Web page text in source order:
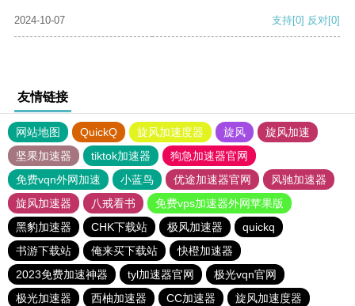
2024-10-07 支持[0] 反对[0]
友情链接
网站地图 QuickQ 旋风加速度器 旋风
旋风加速
坚果加速器
tiktok加速器
狗急加速器官网
免费vqn外网加速
小蓝鸟 优途加速器官网
风驰加速器
旋风加速器
八戒看书
免费vps加速器外网苹果版
黑豹加速器
CHK下载站 极风加速器
quickq
书游下载站
俺来买下载站
快橙加速器
2023免费加速神器
tyl加速器官网
极光vqn官网
极光加速器
西柚加速器 CC加速器 旋风加速度器